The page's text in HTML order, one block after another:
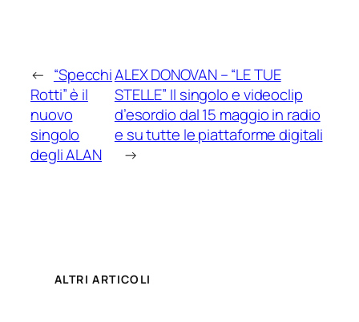
← “Specchi
Rotti” è il
nuovo
singolo
degli ALAN
ALEX DONOVAN – “LE TUE
STELLE” Il singolo e videoclip
d’esordio dal 15 maggio in radio
e su tutte le piattaforme digitali
→
ALTRI ARTICOLI